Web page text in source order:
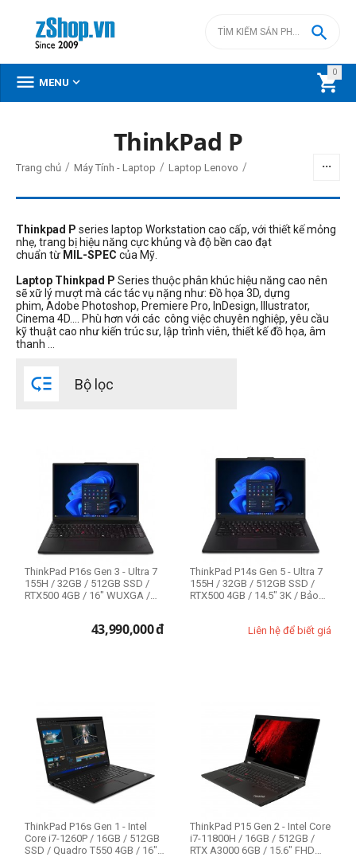
0


 MENU 
đ– đ
CPU
Intel Core Ultra 7
Intel Core i7 12th
512GB
Kích cỡ màn hình
14 inch
14.5 inch
15.6 inch
16 inch
Nhu cầu sử dụng
Business
Gaming
Thiết kế đồ họa
Văn phòng
Workstation
ThinkPad P
Trang chủ / Máy Tính - Laptop / Laptop Lenovo /
Thinkpad P series laptop Workstation cao cấp, với thiết kế mỏng
nhẹ, trang bị hiệu năng cực khủng và độ bền cao đạt
chuẩn từ MIL-SPEC của Mỹ.
Laptop Thinkpad P Series thuộc phân khúc hiệu năng cao nên
sẽ xữ lý mượt mà các tác vụ nặng như: Đồ họa 3D, dựng
phim, Adobe Photoshop, Premiere Pro, InDesign, Illustrator,
Cinema 4D.... Phù hơn với các công việc chuyên nghiệp, yêu cầu
kỹ thuật cao như kiến trúc sư, lập trình viên, thiết kế đồ họa, âm
thanh ...
 Bộ lọc
ThinkPad P16s Gen 3 - Ultra 7
155H / 32GB / 512GB SSD /
RTX500 4GB / 16" WUXGA /
43,990,000đ
ThinkPad P14s Gen 5 - Ultra 7
155H / 32GB / 512GB SSD /
RTX500 4GB / 14.5" 3K / Bảo
Liên hệ để biết giá
ThinkPad P16s Gen 1 - Intel
Core i7-1260P / 16GB / 512GB
SSD / Quadro T550 4GB / 16"
ThinkPad P15 Gen 2 - Intel Core
i7-11800H / 16GB / 512GB /
RTX A3000 6GB / 15.6" FHD